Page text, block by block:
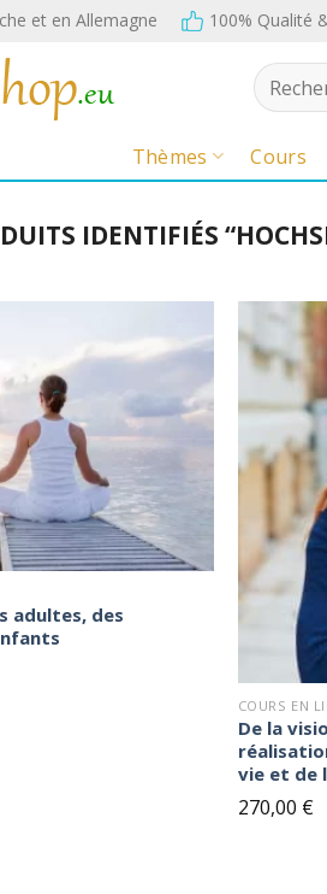
et en Allemagne 100% Qualité
Recherche
pour :
Thèmes Cours
IDENTIFIÉS
Ajouter
adultes, des
COURS EN
De la
vie et de
270,00 €